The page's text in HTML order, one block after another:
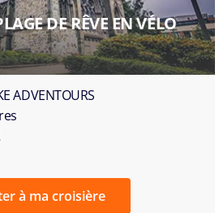
DE RÊVE EN VÉLO
ADVENTOURS
à ma croisière